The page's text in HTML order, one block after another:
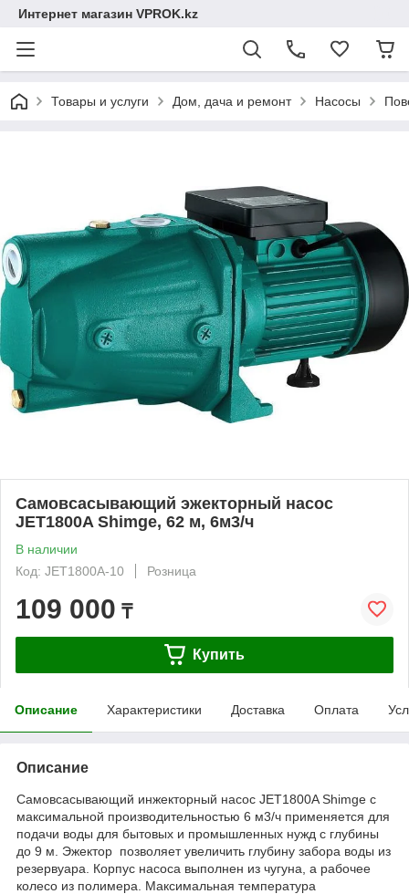
Интернет магазин VPROK.kz
Товары и услуги Дом, дача и ремонт Насосы
Самовсасывающий эжекторный насос
JET1800A Shimge, 62 м, 6м3/ч
В наличии
Код: JET1800A-10
Розница
109 000 ₸
Купить
Описание Характеристики Доставка Оплата
Описание
Самовсасывающий инжекторный насос JET1800A Shimge с
максимальной производительностью 6 м3/ч применяется для
подачи воды для бытовых и промышленных нужд с глубины
до 9 м. Эжектор позволяет увеличить глубину забора воды из
резервуара. Корпус насоса выполнен из чугуна, а рабочее
колесо из полимера. Максимальная температура